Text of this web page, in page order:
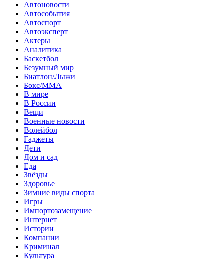
Автоновости
Автособытия
Автоспорт
Автоэксперт
Актеры
Аналитика
Баскетбол
Безумный мир
Биатлон/Лыжи
Бокс/MMA
В мире
В России
Вещи
Военные новости
Волейбол
Гаджеты
Дети
Дом и сад
Еда
Звёзды
Здоровье
Зимние виды спорта
Игры
Импортозамещение
Интернет
Истории
Компании
Криминал
Культура